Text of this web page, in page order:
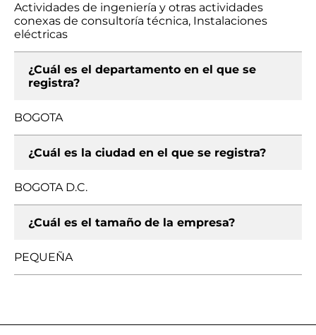
Actividades de ingeniería y otras actividades
conexas de consultoría técnica, Instalaciones
eléctricas
¿Cuál es el departamento en el que se
registra?
BOGOTA
¿Cuál es la ciudad en el que se registra?
BOGOTA D.C.
¿Cuál es el tamaño de la empresa?
PEQUEÑA